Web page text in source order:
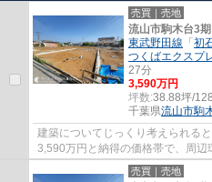
売買｜売地
流山市駒木台3
東武野田線 「 初
つくばエクスプ
27分
3,590万円
坪数:38.88坪/
千葉県流山市駒
建築についてじっくり考えられる
3,590万円と納得の価格帯で、周
境の整った住宅用地なのでおすす
売買｜売地